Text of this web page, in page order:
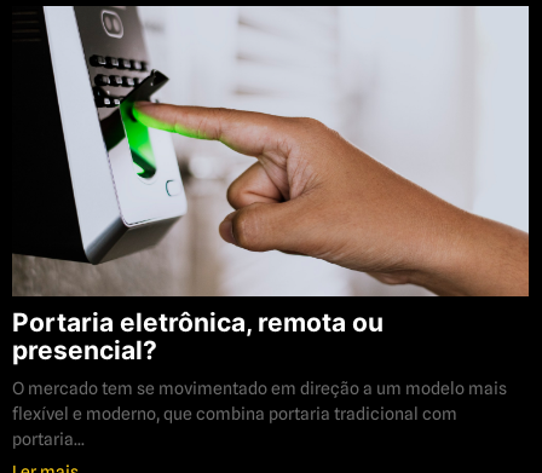
Portaria eletrônica, remota ou
presencial?
O mercado tem se movimentado em direção a um modelo mais
flexível e moderno, que combina portaria tradicional com
portaria...